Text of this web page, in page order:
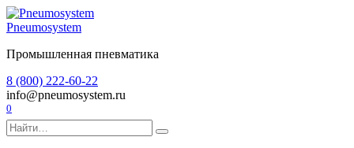
Перейти
к
Pneumosystem
Промышленная пневматика
8 (800) 222-60-22
info@pneumosystem.ru
0
Search
for: